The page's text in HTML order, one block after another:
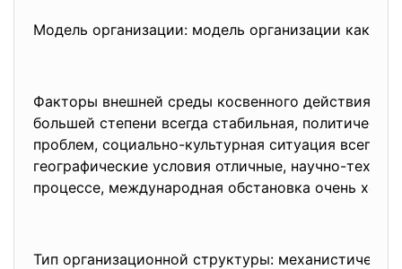
Модель организации: модель организации как
Факторы внешней среды косвенного действия:
большей степени всегда стабильная,
проблем, социально-культурная ситуация всегда
географические условия отличные, научно-
процессе, международная обстановка очень
Тип организационной структуры: